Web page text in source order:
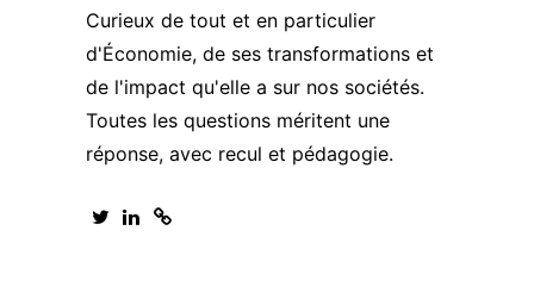
Curieux de tout et en particulier
d'Économie, de ses transformations et
de l'impact qu'elle a sur nos sociétés.
Toutes les questions méritent une
réponse, avec recul et pédagogie.